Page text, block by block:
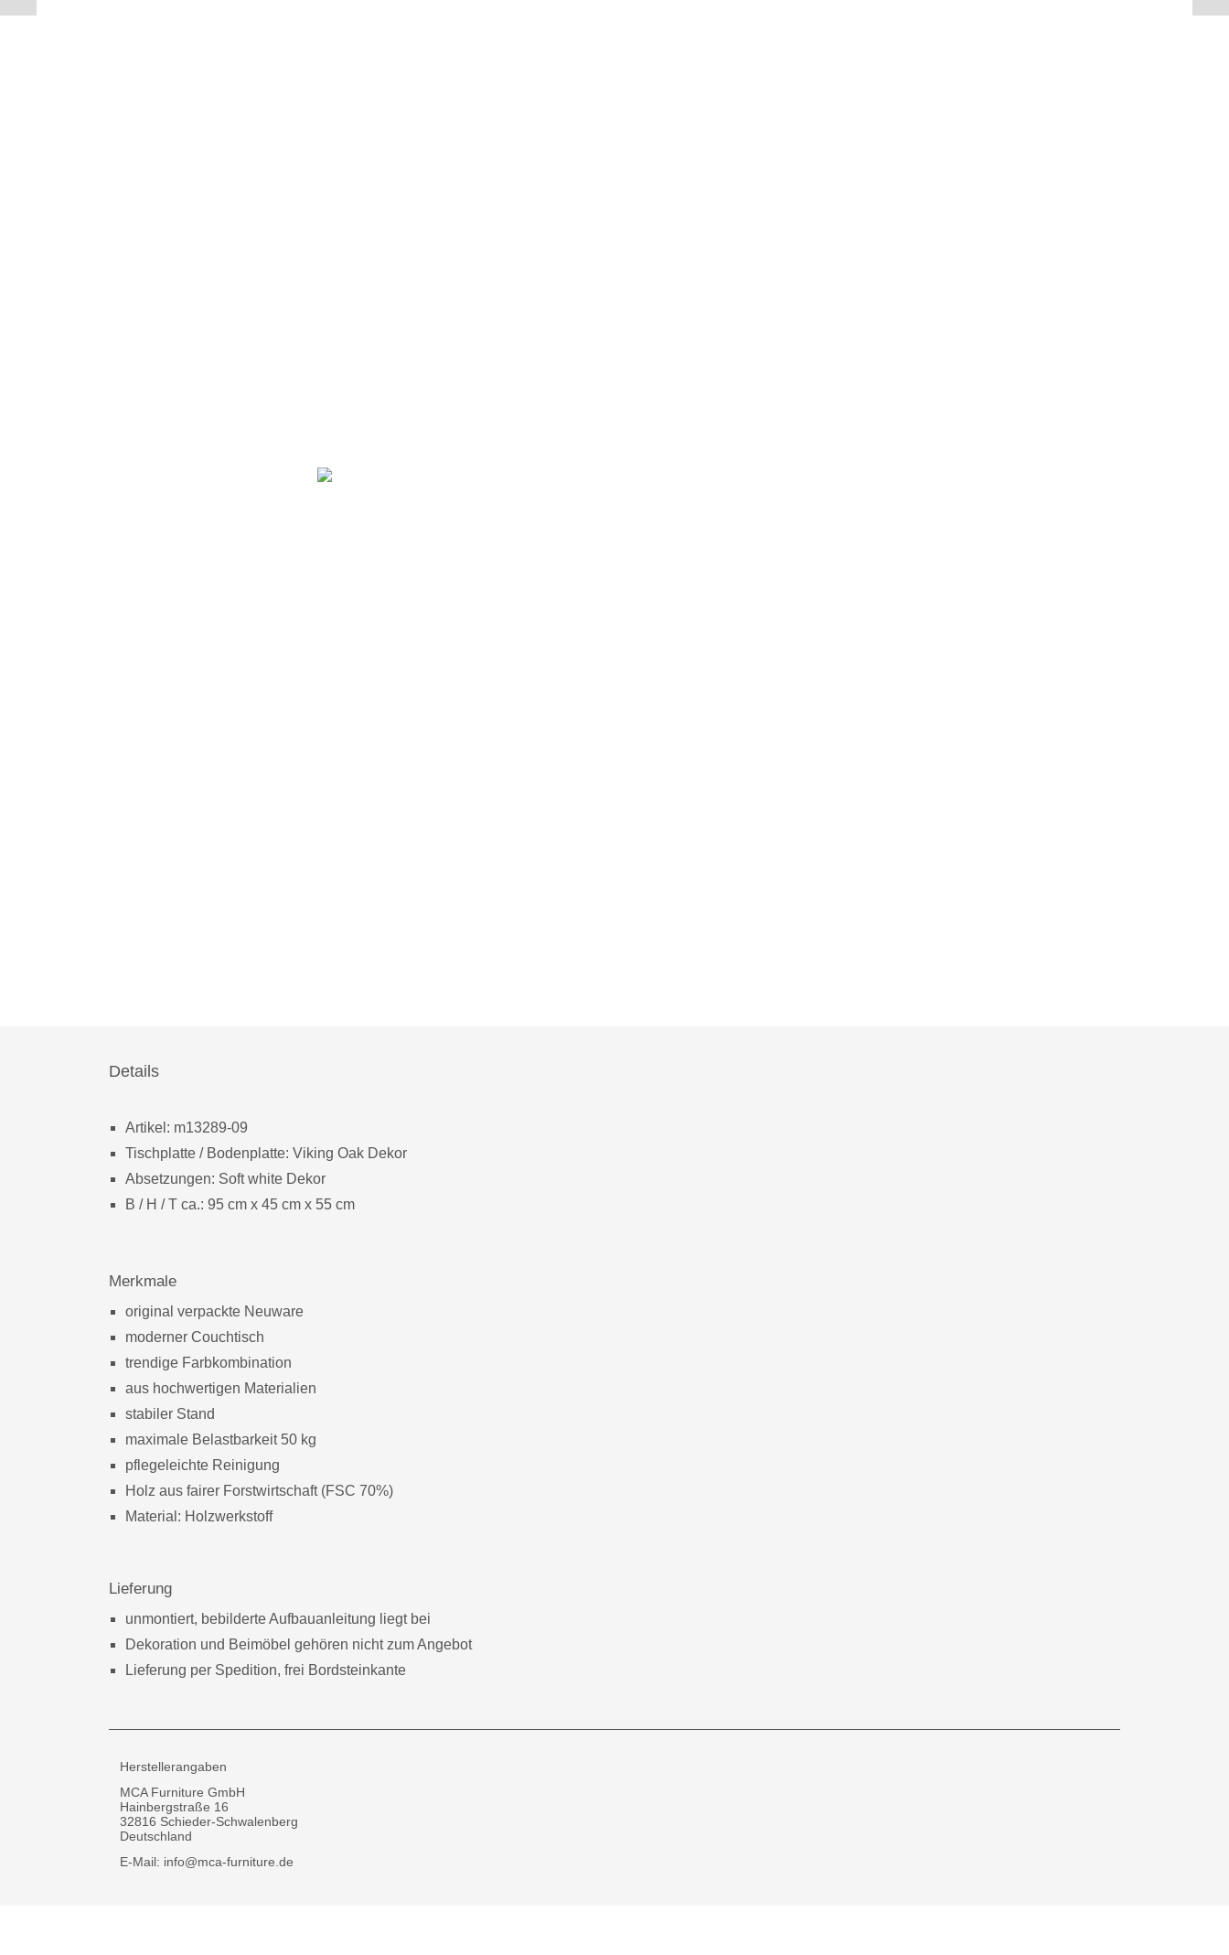
Details
Artikel: m13289-09
Tischplatte / Bodenplatte: Viking Oak Dekor
Absetzungen: Soft white Dekor
B / H / T ca.: 95 cm x 45 cm x 55 cm
Merkmale
original verpackte Neuware
moderner Couchtisch
trendige Farbkombination
aus hochwertigen Materialien
stabiler Stand
maximale Belastbarkeit 50 kg
pflegeleichte Reinigung
Holz aus fairer Forstwirtschaft (FSC 70%)
Material: Holzwerkstoff
Lieferung
unmontiert, bebilderte Aufbauanleitung liegt bei
Dekoration und Beimöbel gehören nicht zum Angebot
Lieferung per Spedition, frei Bordsteinkante
Herstellerangaben
MCA Furniture GmbH
Hainbergstraße 16
32816 Schieder-Schwalenberg
Deutschland
E-Mail: info@mca-furniture.de